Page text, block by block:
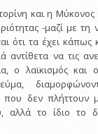
και η Μύκονος
-μαζί με τη
ότι τα έχει κάπως
αντίθετα να τις
λαϊκισμός και
που δεν
αλλά το ίδιο το